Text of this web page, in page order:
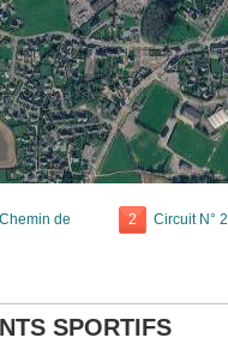
de
2 Circuit N° 2
SPORTIFS